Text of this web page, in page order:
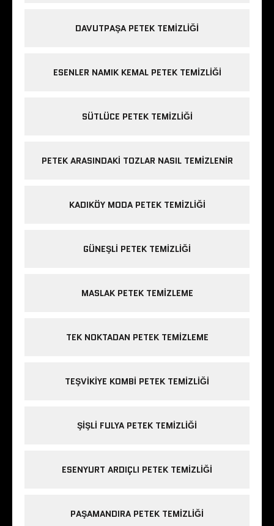
DAVUTPAŞA PETEK TEMIZLIĞI
ESENLER NAMIK KEMAL PETEK TEMIZLIĞI
SÜTLÜCE PETEK TEMIZLIĞI
PETEK ARASINDAKI TOZLAR NASIL TEMIZLENIR
KADIKÖY MODA PETEK TEMIZLIĞI
GÜNEŞLI PETEK TEMIZLIĞI
MASLAK PETEK TEMIZLEME
TEK NOKTADAN PETEK TEMIZLEME
TEŞVIKIYE KOMBI PETEK TEMIZLIĞI
ŞIŞLI FULYA PETEK TEMIZLIĞI
ESENYURT ARDIÇLI PETEK TEMIZLIĞI
PAŞAMANDIRA PETEK TEMIZLIĞI